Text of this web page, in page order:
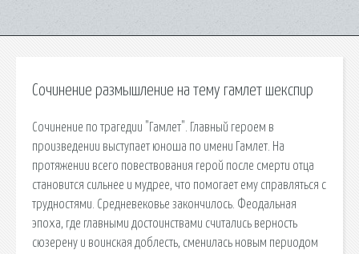
Сочинение размышление на тему гамлет шекспир
Сочинение по трагедии "Гамлет". Главный героем в
произведении выступает юноша по имени Гамлет. На
протяжении всего повествования герой после смерти отца
становится сильнее и мудрее, что помогает ему справляться с
трудностями. Средневековье закончилось. Феодальная
эпоха, где главными достоинствами считались верность
сюзерену и воинская доблесть, сменилась новым периодом